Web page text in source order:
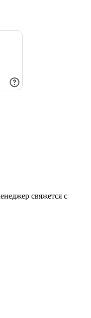
свяжется с